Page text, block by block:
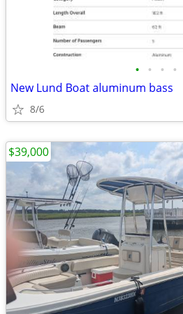
• • • •
New Lund Boat aluminum bass
8/6
$39,000